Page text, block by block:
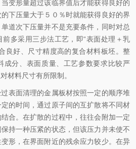
变形量超过该临界值后才能获得良好的
下压量大于５０％时就能获得良好的界
道次下压量并不是充要条件，同时对总
多采用三步法工艺，即“表面处理＋乳
良好、尺寸精度高的复合材料板坯。整
成分、表面质量、工艺参数要求比较严
材料尺寸有所限制。
表面清理的金属板材按照一定的顺序堆
的时间，通过原子间的互扩散将不同材
合。在扩散的过程中，往往会附加一定
持一种压紧的状态，但该压力并未使不
形，在界面附近的残余应力较少。在异